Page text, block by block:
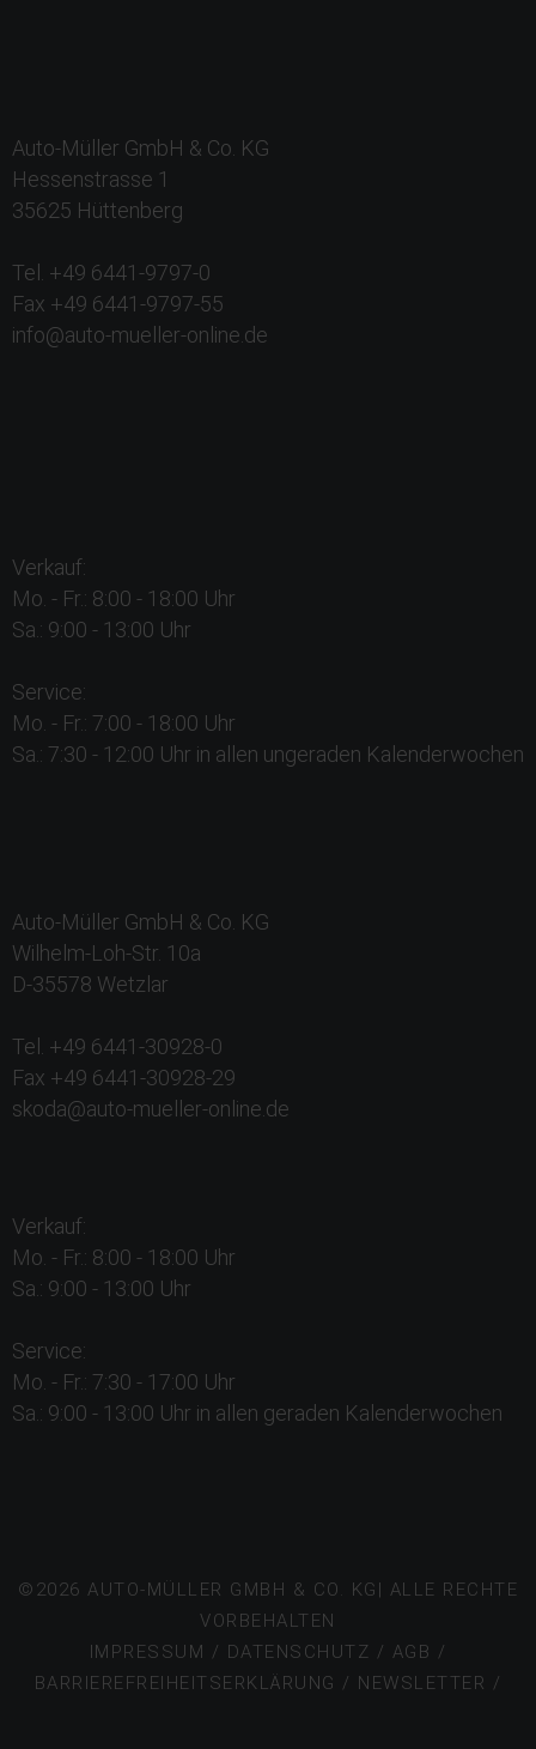
Auto-Müller GmbH & Co. KG
Hessenstrasse 1
35625 Hüttenberg
Tel. +49 6441-9797-0
Fax +49 6441-9797-55
info@auto-mueller-online.de
Verkauf:
Mo. - Fr.: 8:00 - 18:00 Uhr
Sa.: 9:00 - 13:00 Uhr
Service:
Mo. - Fr.: 7:00 - 18:00 Uhr
Sa.: 7:30 - 12:00 Uhr in allen ungeraden Kalenderwochen
Auto-Müller GmbH & Co. KG
Wilhelm-Loh-Str. 10a
D-35578 Wetzlar
Tel. +49 6441-30928-0
Fax +49 6441-30928-29
skoda@auto-mueller-online.de
Verkauf:
Mo. - Fr.: 8:00 - 18:00 Uhr
Sa.: 9:00 - 13:00 Uhr
Service:
Mo. - Fr.: 7:30 - 17:00 Uhr
Sa.: 9:00 - 13:00 Uhr in allen geraden Kalenderwochen
©2026 AUTO-MÜLLER GMBH & CO. KG| ALLE RECHTE
VORBEHALTEN
IMPRESSUM / DATENSCHUTZ / AGB /
BARRIEREFREIHEITSERKLÄRUNG / NEWSLETTER /